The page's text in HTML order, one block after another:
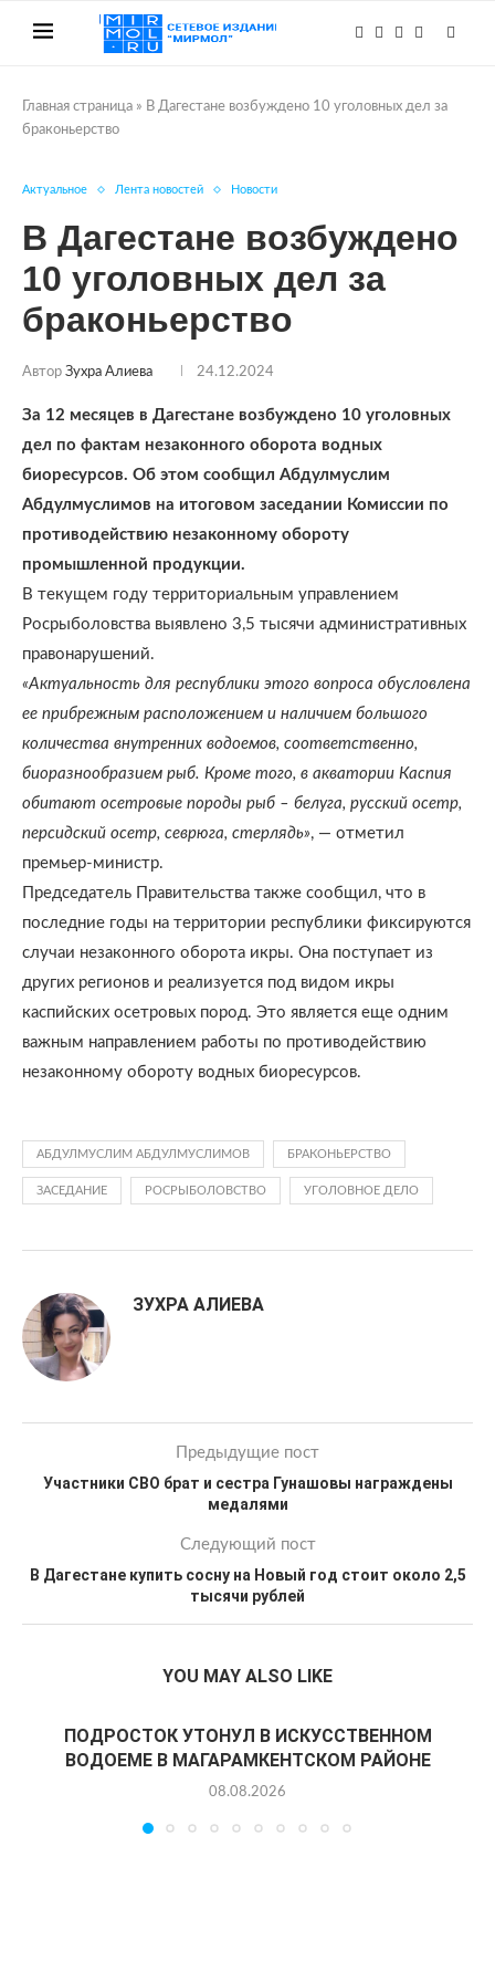
Главная страница » В Дагестане возбуждено 10 уголовных дел за
браконьерство
Актуальное Лента новостей Новости
В Дагестане возбуждено
10 уголовных дел за
браконьерство
Автор Зухра Алиева 24.12.2024
За 12 месяцев в Дагестане возбуждено 10 уголовных
дел по фактам незаконного оборота водных
биоресурсов. Об этом сообщил Абдулмуслим
Абдулмуслимов на итоговом заседании Комиссии по
противодействию незаконному обороту
промышленной продукции.
В текущем году территориальным управлением
Росрыболовства выявлено 3,5 тысячи административных
правонарушений.
«Актуальность для республики этого вопроса обусловлена
ее прибрежным расположением и наличием большого
количества внутренних водоемов, соответственно,
биоразнообразием рыб. Кроме того, в акватории Каспия
обитают осетровые породы рыб – белуга, русский осетр,
персидский осетр, севрюга, стерлядь», — отметил
премьер-министр.
Председатель Правительства также сообщил, что в
последние годы на территории республики фиксируются
случаи незаконного оборота икры. Она поступает из
других регионов и реализуется под видом икры
каспийских осетровых пород. Это является еще одним
важным направлением работы по противодействию
незаконному обороту водных биоресурсов.
АБДУЛМУСЛИМ АБДУЛМУСЛИМОВ БРАКОНЬЕРСТВО
ЗАСЕДАНИЕ РОСРЫБОЛОВСТВО УГОЛОВНОЕ ДЕЛО
ЗУХРА АЛИЕВА
Предыдущие пост
Участники СВО брат и сестра Гунашовы награждены
медалями
Следующий пост
В Дагестане купить сосну на Новый год стоит около 2,5
тысячи рублей
YOU MAY ALSO LIKE
ПОДРОСТОК УТОНУЛ В ИСКУССТВЕННОМ
ВОДОЕМЕ В МАГАРАМКЕНТСКОМ РАЙОНЕ
08.08.2026